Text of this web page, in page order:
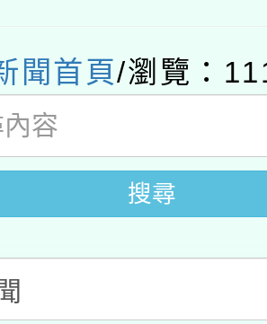
赴陸應申請許可
研究院辦理「
優單位及節水達
8月22日(星期六
孔廟祈福系列
慧啟航」
桃園地景藝術
聞首頁/瀏覽：
搜尋